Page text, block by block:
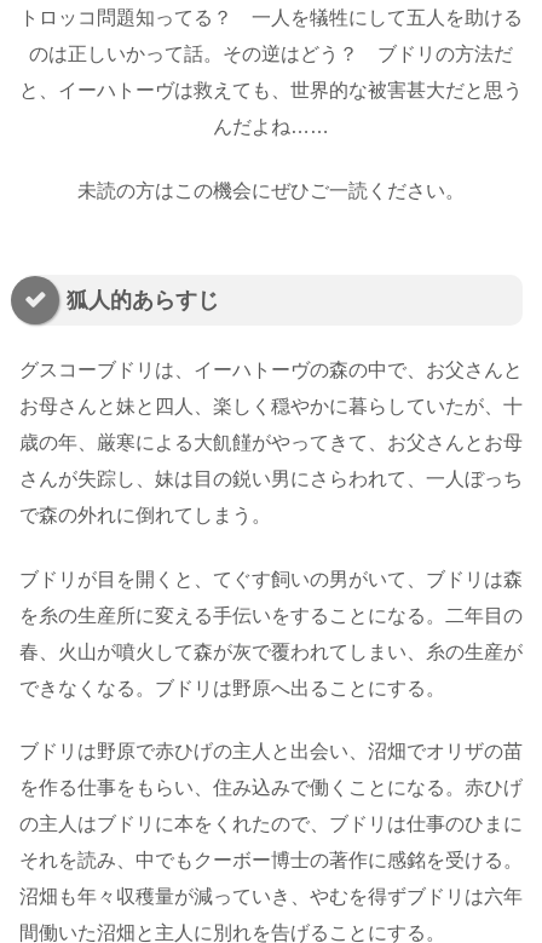
トロッコ問題知ってる？ 一人を犠牲にして五人を助ける
のは正しいかって話。その逆はどう？ ブドリの方法だ
と、イーハトーヴは救えても、世界的な被害甚大だと思う
んだよね……
未読の方はこの機会にぜひご一読ください。
狐人的あらすじ
グスコーブドリは、イーハトーヴの森の中で、お父さんと
お母さんと妹と四人、楽しく穏やかに暮らしていたが、十
歳の年、厳寒による大飢饉がやってきて、お父さんとお母
さんが失踪し、妹は目の鋭い男にさらわれて、一人ぼっち
で森の外れに倒れてしまう。
ブドリが目を開くと、てぐす飼いの男がいて、ブドリは森
を糸の生産所に変える手伝いをすることになる。二年目の
春、火山が噴火して森が灰で覆われてしまい、糸の生産が
できなくなる。ブドリは野原へ出ることにする。
ブドリは野原で赤ひげの主人と出会い、沼畑でオリザの苗
を作る仕事をもらい、住み込みで働くことになる。赤ひげ
の主人はブドリに本をくれたので、ブドリは仕事のひまに
それを読み、中でもクーボー博士の著作に感銘を受ける。
沼畑も年々収穫量が減っていき、やむを得ずブドリは六年
間働いた沼畑と主人に別れを告げることにする。